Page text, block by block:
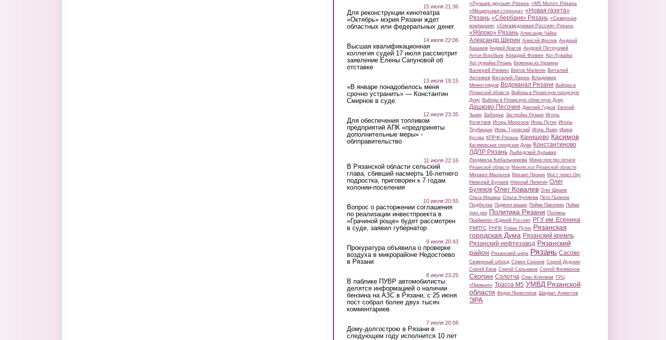
15 июля 21:36
Для реконструкции кинотеатра
«Октябрь» мэрия Рязани ждет
областных или федеральных денег
14 июля 22:06
Высшая квалификационная
коллегия судей 17 июля рассмотрит
заявление Елены Сапуновой об
отставке
13 июля 19:15
«В январе понадобилось меня
срочно устранить» — Константин
Смирнов в суде
12 июля 23:35
Для обеспечения топливом
предприятий АПК «предприняты
дополнительные меры» -
облправительство
11 июля 22:16
В Рязанской области сельский
глава, сбивший насмерть 16-летнего
подростка, приговорен к 7 годам
колонии-поселения
10 июля 20:55
Вопрос о расторжении соглашения
по реализации инвестпроекта в
«Грачиной роще» будет рассмотрен
в суде, заявил губернатор
9 июля 20:43
Прокуратура объявила о проверке
воздуха в микрорайоне Недостоево
в Рязани
8 июля 23:25
В паблике ПУВР автомобилисты
делятся информацией о наличии
бензина на АЗС в Рязани, с 25 июня
пост собрал более двух тысяч
комментариев
7 июля 20:08
Дому-долгострою в Рязани в
следующем году исполнится 10 лет
«Лучшие друзья» Рязань «М5 Молл» Рязань
«Мещерская сторона» «Новая газета»
Рязань «Сбербанк» Рязань «Северная
компания» «Справедливая Россия» Рязань
«Яблоко» Рязань Александр Чайка
Александр Шерин Алексей Фролов Андрей
Кашаев Андрей Красов Андрей Петруцкий
Антон Воробьев Аркадий Фомин Арт-Лужайка
Арт-лужайка Рязань Беженцы из Украины
Валерий Рюмин Виктор Малюгин Виталий
Артемов Виталий Ларин Владимир
Мимоглядов Водоканал Рязани Выборы в
Рязанской области Выборы в Рязанскую городскую
Думу Выборы в Рязанскую областную Думу
Дашково-Песочня Дмитрий Гудков Евгений
Зызин Заборье Застройка Рязани Игорь
Кочетков Игорь Морозов Игорь Путин Игорь
Трубицын Игорь Туровский Игорь Яшин Ирина
Кусова КПРФ Рязань Канищево Касимов
Касимовская городская Дума Константиново
ЛДПР Рязань Лыбедский бульвар
Людмила Кибальникова Министерство печати
Рязанской области Минлесхоз Рязанской области
Михаил Малахов Михаил Пронин Мост через Оку
Николай Булаев Николай Пилюгин Олег
Булеков Олег Ковалев Олег Шишов
Ольга Мишина Ольга Чуляева Петр Пыленок
Подбелка Поджоги машин Пойма Павловки Пойма
трех рек Политика Рязани Поляны
Праймериз «Единой России» РГУ им. Есенина
РМПТС РНПК Роман Путин Рязанская
городская Дума Рязанский кремль
Рязанский нефтезавод Рязанский
район Рязанский цирк Рязань Сасово
Северный обход Семен Сазонов Сергей Дудукин
Сергей Ежов Сергей Сальников Сергей Филимонов
Скопин Солотча Спас-Клепики ТРЦ
«Премьер» Трасса М5 УМВД Рязанской
области Федор Провоторов Шаукат Ахметов
ЭРА